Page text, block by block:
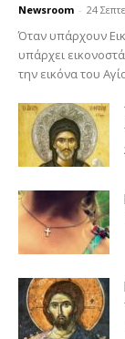
Newsroom - 24
Όταν υπάρχουν
υπάρχει
την εικόνα του